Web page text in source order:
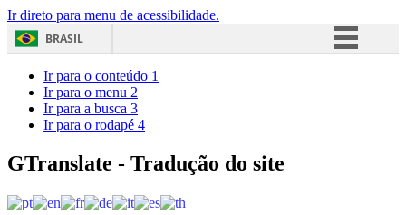
Ir direto para menu de acessibilidade.
BRASIL
Acesso à informação
Ir para o conteúdo 1
Ir para o menu 2
Ir para a busca 3
Ir para o rodapé 4
GTranslate - Tradução do site